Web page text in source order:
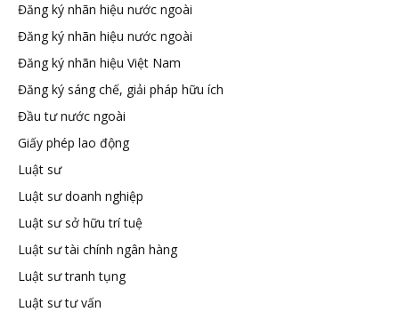
hữu
tuệ
Đăng ký nhãn hiệu nước ngoài
Đăng ký nhãn hiệu nước ngoài
Đăng ký nhãn hiệu Việt Nam
Đăng ký sáng chế, giải pháp hữu ích
Đầu tư nước ngoài
Giấy phép lao động
Luật sư
Luật sư doanh nghiệp
Luật sư sở hữu trí tuệ
Luật sư tài chính ngân hàng
Luật sư tranh tụng
Luật sư tư vấn